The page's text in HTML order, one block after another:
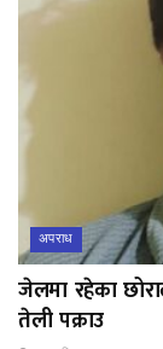
अपराध
जेलमा रहेका
तेली पक्राउ